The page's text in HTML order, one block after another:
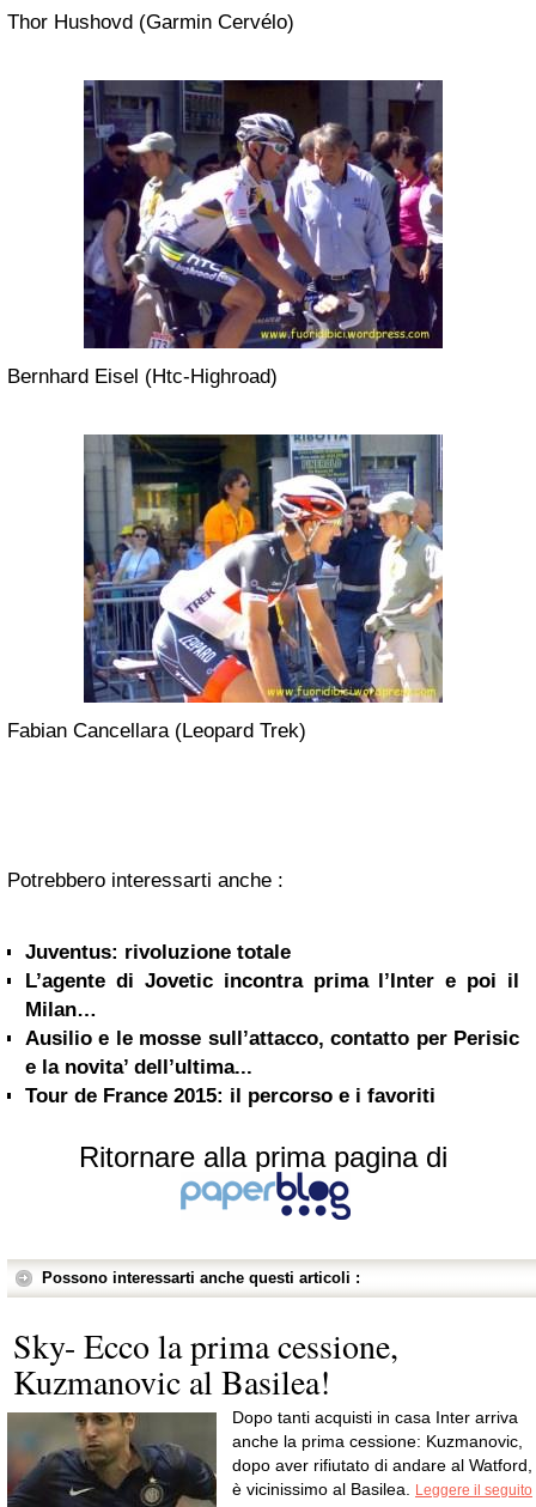
Thor Hushovd (Garmin Cervélo)
Bernhard Eisel (Htc-Highroad)
Fabian Cancellara (Leopard Trek)
Potrebbero interessarti anche :
Juventus: rivoluzione totale
L’agente di Jovetic incontra prima l’Inter e poi il
Milan…
Ausilio e le mosse sull’attacco, contatto per Perisic
e la novita’ dell’ultima...
Tour de France 2015: il percorso e i favoriti
Ritornare alla prima pagina di
Possono interessarti anche questi articoli :
Sky- Ecco la prima cessione,
Kuzmanovic al Basilea!
Dopo tanti acquisti in casa Inter arriva
anche la prima cessione: Kuzmanovic,
dopo aver rifiutato di andare al Watford,
è vicinissimo al Basilea.
Leggere il seguito